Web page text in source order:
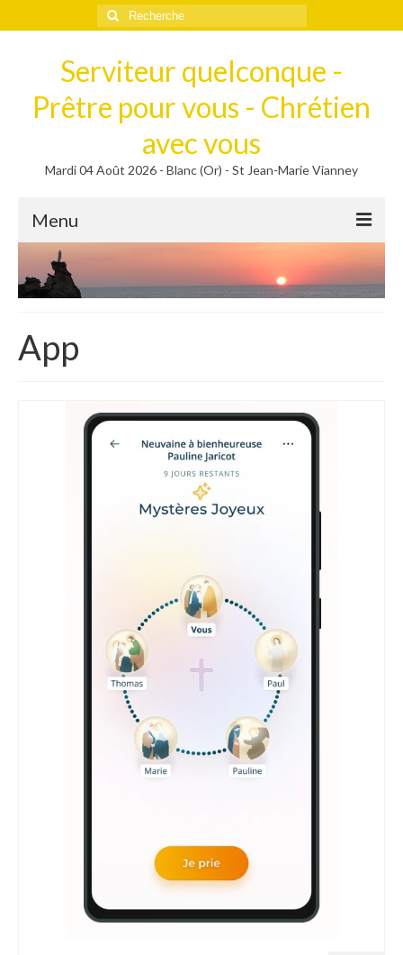
Rechercher
:
Serviteur quelconque -
Prêtre pour vous - Chrétien
avec vous
Mardi 04 Août 2026 - Blanc (Or) - St Jean-Marie Vianney
Menu
Méditer
Homélies, Poèmes
Homélies
Homélies de Pèlerinages
Mon témoignage
Grandir : rubrique Cliquer
Cath.ch
Echo Magazine – Trait Libre
Echo Magazine – Evangile
Selfies de Mariages
Mon témoignage
App